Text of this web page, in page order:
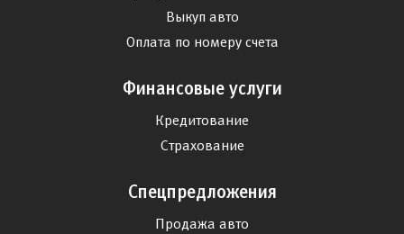
Выкуп авто
Оплата по номеру счета
Финансовые услуги
Кредитование
Страхование
Спецпредложения
Продажа авто